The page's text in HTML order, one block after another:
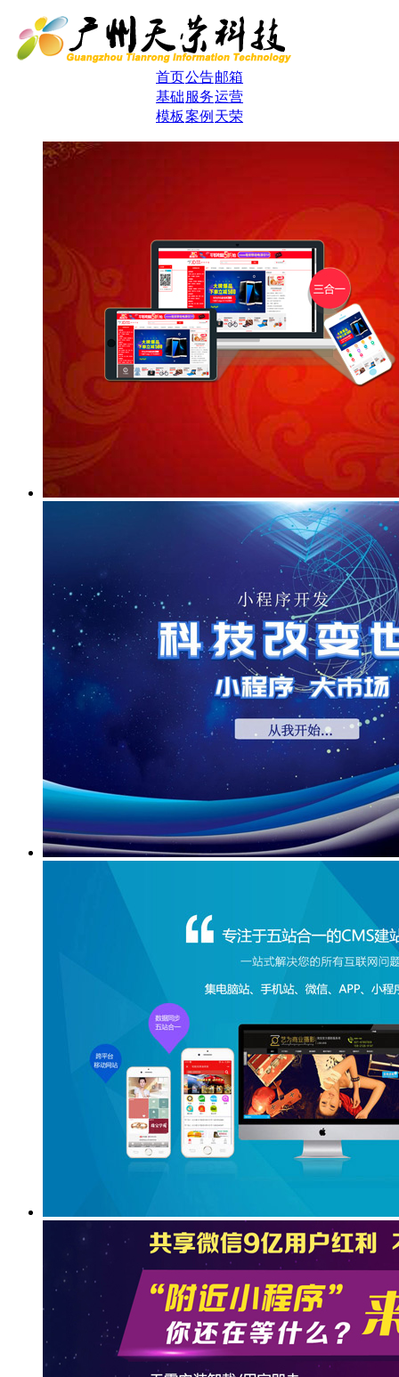
首页公告邮箱
基础 服务运营
模板案例 天荣